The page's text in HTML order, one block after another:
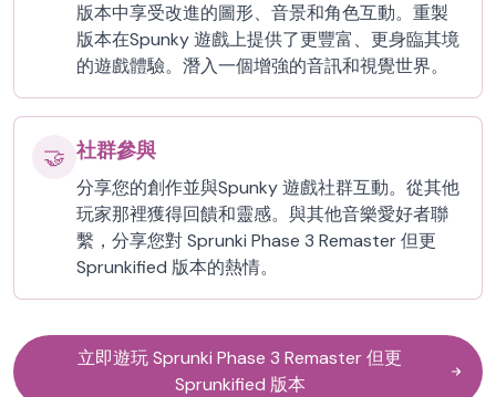
版本中享受改進的圖形、音景和角色互動。重製
版本在Spunky 遊戲上提供了更豐富、更身臨其境
的遊戲體驗。潛入一個增強的音訊和視覺世界。
🤝 社群參與
分享您的創作並與Spunky 遊戲社群互動。從其他
玩家那裡獲得回饋和靈感。與其他音樂愛好者聯
繫，分享您對 Sprunki Phase 3 Remaster 但更
Sprunkified 版本的熱情。
立即遊玩 Sprunki Phase 3 Remaster 但更
Sprunkified 版本